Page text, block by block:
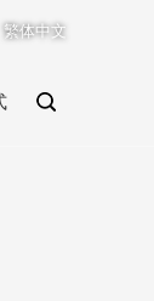
繁体中文